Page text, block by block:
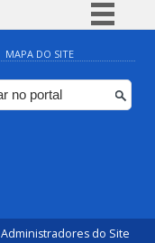
Simplifique!
Comunica BR
Participe
MAPA DO SITE
Administradores do Site